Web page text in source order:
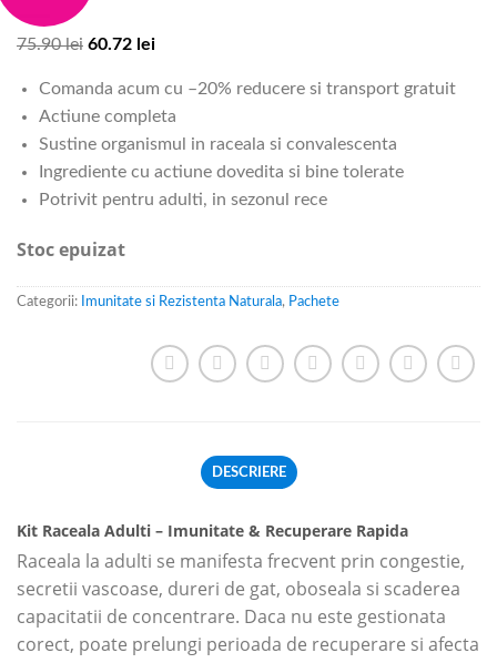
75.90lei 60.72 lei
Comanda acum cu –20% reducere si transport gratuit
Actiune completa
Sustine organismul in raceala si convalescenta
Ingrediente cu actiune dovedita si bine tolerate
Potrivit pentru adulti, in sezonul rece
Stoc epuizat
Categorii: Imunitate si Rezistenta Naturala, Pachete
DESCRIERE
Kit Raceala Adulti – Imunitate & Recuperare Rapida
Raceala la adulti se manifesta frecvent prin congestie,
secretii vascoase, dureri de gat, oboseala si scaderea
capacitatii de concentrare. Daca nu este gestionata
corect, poate prelungi perioada de recuperare si afecta